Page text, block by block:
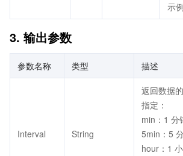
示
3. 输出参数
参数名称 类型 描述
Interval String
返回数据
指定：
min：1 分
5min：5
hour：1